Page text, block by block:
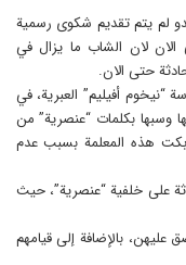
لم يتم تقديم شكوى رسمية
الان لان الشاب ما يزال في
حتى الان.
“نيخوم أفيليم” العبرية، في
وسبها بكلمات “عنصرية” من
حيث بكت هذه المعلمة بسبب عدم
على خلفية “عنصرية”، حيث
عليهن، بالإضافة إلى قيامهم